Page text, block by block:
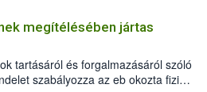
megítélésében jártas
tartásáról és forgalmazásáról szóló
szabályozza az eb okozta fizikai